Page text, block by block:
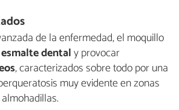
de la enfermedad, el moquillo
dentaly provocar
, caracterizados sobre todo por una
muy evidente en zonas